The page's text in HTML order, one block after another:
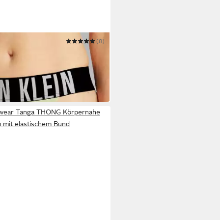
(8)
Tanga THONG Körpernahe
mit elastischem Bund